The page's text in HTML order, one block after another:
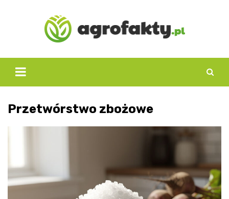
Przetwórstwo zbożowe